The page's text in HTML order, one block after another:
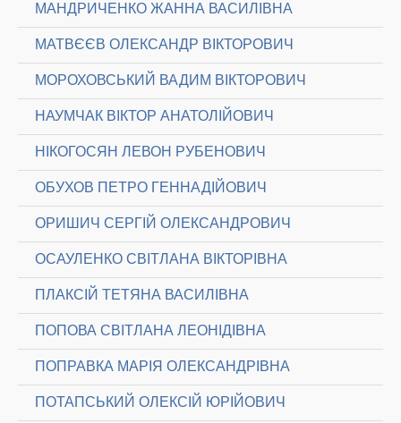
МАНДРИЧЕНКО ЖАННА ВАСИЛІВНА
МАТВЄЄВ ОЛЕКСАНДР ВІКТОРОВИЧ
МОРОХОВСЬКИЙ ВАДИМ ВІКТОРОВИЧ
НАУМЧАК ВІКТОР АНАТОЛІЙОВИЧ
НІКОГОСЯН ЛЕВОН РУБЕНОВИЧ
ОБУХОВ ПЕТРО ГЕННАДІЙОВИЧ
ОРИШИЧ СЕРГІЙ ОЛЕКСАНДРОВИЧ
ОСАУЛЕНКО СВІТЛАНА ВІКТОРІВНА
ПЛАКСІЙ ТЕТЯНА ВАСИЛІВНА
ПОПОВА СВІТЛАНА ЛЕОНІДІВНА
ПОПРАВКА МАРІЯ ОЛЕКСАНДРІВНА
ПОТАПСЬКИЙ ОЛЕКСІЙ ЮРІЙОВИЧ